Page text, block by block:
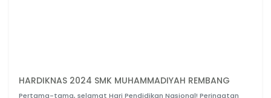
HARDIKNAS 2024 SMK MUHAMMADIYAH REMBANG
Pertama-tama, selamat Hari Pendidikan Nasional! Peringatan